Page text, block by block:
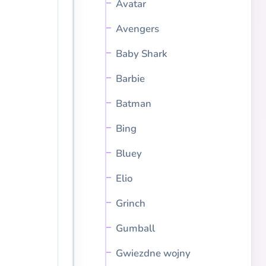
Avatar
Avengers
Baby Shark
Barbie
Batman
Bing
Bluey
Elio
Grinch
Gumball
Gwiezdne wojny